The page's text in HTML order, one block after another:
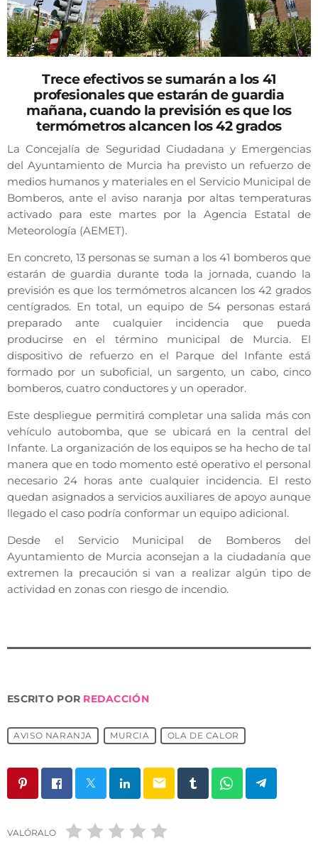
Trece efectivos se sumarán a los 41
profesionales que estarán de guardia
mañana, cuando la previsión es que los
termómetros alcancen los 42 grados
La Concejalía de Seguridad Ciudadana y Emergencias
del Ayuntamiento de Murcia ha previsto un refuerzo de
medios humanos y materiales en el Servicio Municipal de
Bomberos, ante el aviso naranja por altas temperaturas
activado para este martes por la Agencia Estatal de
Meteorología (AEMET).
En concreto, 13 personas se suman a los 41 bomberos que
estarán de guardia durante toda la jornada, cuando la
previsión es que los termómetros alcancen los 42 grados
centígrados. En total, un equipo de 54 personas estará
preparado ante cualquier incidencia que pueda
producirse en el término municipal de Murcia. El
dispositivo de refuerzo en el Parque del Infante está
formado por un suboficial, un sargento, un cabo, cinco
bomberos, cuatro conductores y un operador.
Este despliegue permitirá completar una salida más con
vehículo autobomba, que se ubicará en la central del
Infante. La organización de los equipos se ha hecho de tal
manera que en todo momento esté operativo el personal
necesario 24 horas ante cualquier incidencia. El resto
quedan asignados a servicios auxiliares de apoyo aunque
llegado el caso podría conformar un equipo adicional.
Desde el Servicio Municipal de Bomberos del
Ayuntamiento de Murcia aconsejan a la ciudadanía que
extremen la precaución si van a realizar algún tipo de
actividad en zonas con riesgo de incendio.
ESCRITO POR REDACCIÓN
AVISO NARANJA MURCIA OLA DE CALOR
email
VALÓRALO